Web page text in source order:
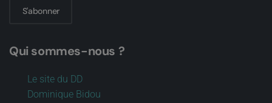
S'abonner
Qui sommes-nous ?
Le site du DD
Dominique Bidou